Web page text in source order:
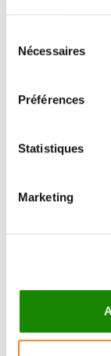
Nécessaires
Préférences
Statistiques
Marketing
KEIL
Chargé de